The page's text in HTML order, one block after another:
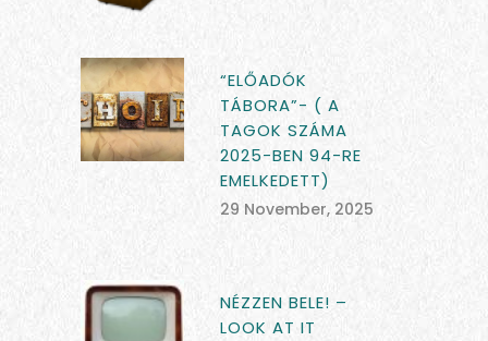
“ELŐADÓK
TÁBORA”- ( A
TAGOK SZÁMA
2025-BEN 94-RE
EMELKEDETT)
29 November, 2025
NÉZZEN BELE! –
LOOK AT IT